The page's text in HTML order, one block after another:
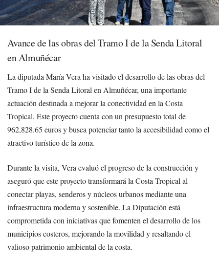
Avance de las obras del Tramo I de la Senda Litoral
en Almuñécar
La diputada María Vera ha visitado el desarrollo de las obras del
Tramo I de la Senda Litoral en Almuñécar, una importante
actuación destinada a mejorar la conectividad en la Costa
Tropical. Este proyecto cuenta con un presupuesto total de
962,828.65 euros y busca potenciar tanto la accesibilidad como el
atractivo turístico de la zona.
Durante la visita, Vera evaluó el progreso de la construcción y
aseguró que este proyecto transformará la Costa Tropical al
conectar playas, senderos y núcleos urbanos mediante una
infraestructura moderna y sostenible. La Diputación está
comprometida con iniciativas que fomenten el desarrollo de los
municipios costeros, mejorando la movilidad y resaltando el
valioso patrimonio ambiental de la costa.